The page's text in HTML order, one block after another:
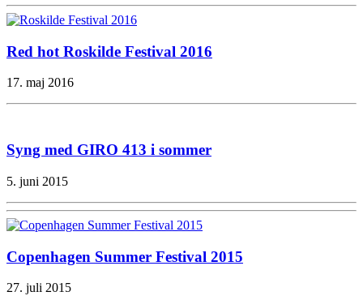
Red hot Roskilde Festival 2016
17. maj 2016
Syng med GIRO 413 i sommer
5. juni 2015
Copenhagen Summer Festival 2015
27. juli 2015